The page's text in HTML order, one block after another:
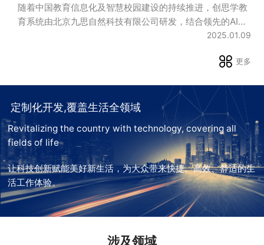
随着中国教育信息化及智慧校园建设的持续推进，创思学教
育系统由北京九思自然科技有限公司研发，结合领先的AI智
能、物联网和大数据技术，专为市县教育局、学校及家庭打
服务质量，更实现了资源共享、信息互通和管理精细化。 以
融合教育与信息技术 创思学教育系统为学校、教育局及家庭
提供一个集成化平台，打破...
2025.01.09
更多
定制化开发,覆盖生活全领域
Revitalizing the country with technology, covering all
fields of life
让科技创新赋能美好新生活，为大众带来快捷、高效、舒适的生
活工作体验。
涉及领域